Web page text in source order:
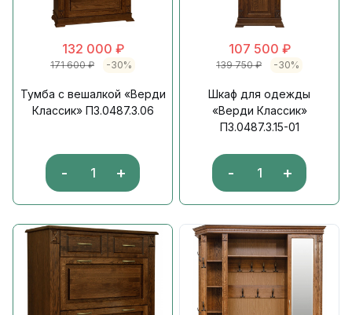
132 000 ₽
171 600₽ -30%
Тумба с вешалкой «Верди
Классик» П3.0487.3.06
- +
107 500 ₽
139 750₽ -30%
Шкаф для одежды
«Верди Классик»
П3.0487.3.15-01
- +